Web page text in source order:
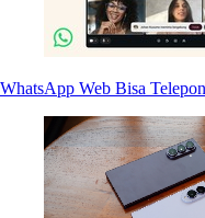
WhatsApp Web Bisa